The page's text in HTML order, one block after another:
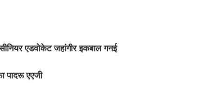
एडवोकेट जहांगीर इकबाल गनई
पादरू एएजी